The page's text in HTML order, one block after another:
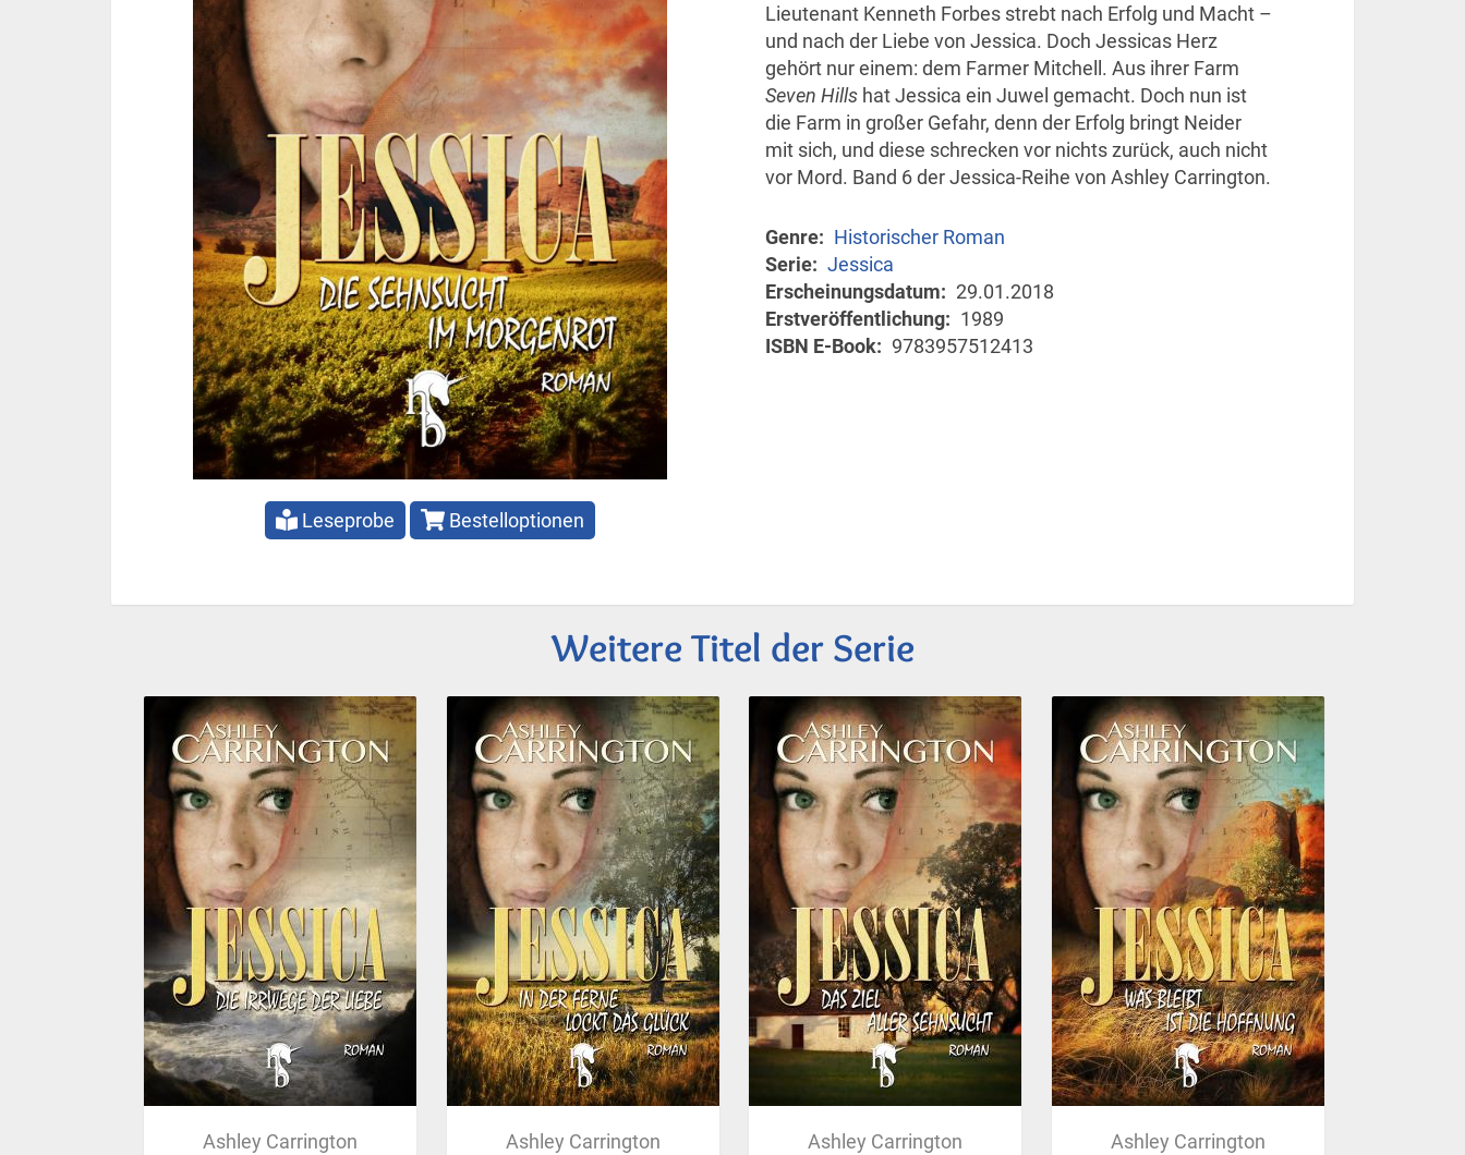
Leseprobe Bestelloptionen
Lieutenant Kenneth Forbes strebt nach Erfolg und Macht –
und nach der Liebe von Jessica. Doch Jessicas Herz
gehört nur einem: dem Farmer Mitchell. Aus ihrer Farm
Seven Hills hat Jessica ein Juwel gemacht. Doch nun ist
die Farm in großer Gefahr, denn der Erfolg bringt Neider
mit sich, und diese schrecken vor nichts zurück, auch nicht
vor Mord. Band 6 der Jessica-Reihe von Ashley Carrington.
Genre
Historischer Roman
Serie
Jessica
Erscheinungsdatum
29.01.2018
Erstveröffentlichung
1989
ISBN E-Book
9783957512413
Weitere Titel der Serie
Ashley Carrington Ashley Carrington Ashley Carrington Ashley Carrington